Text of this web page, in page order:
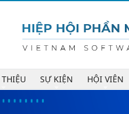
SỰ KIỆN HỘI VIÊN